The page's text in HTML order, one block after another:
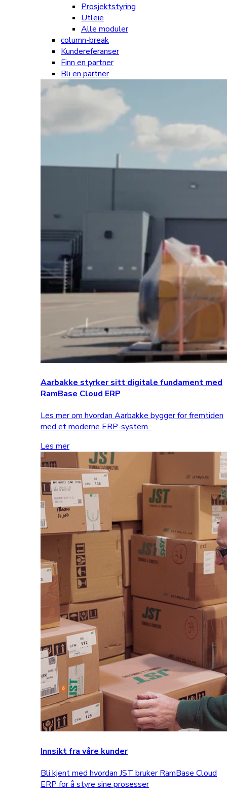
Prosjektstyring
Utleie
Alle moduler
column-break
Kundereferanser
Finn en partner
Bli en partner
Aarbakke styrker sitt digitale fundament med
RamBase Cloud ERP
Les mer om hvordan Aarbakke bygger for fremtiden
med et moderne ERP-system.
Les mer
Innsikt fra våre kunder
Bli kjent med hvordan JST bruker RamBase Cloud
ERP for å styre sine prosesser